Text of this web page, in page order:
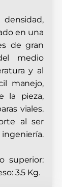
en una
de gran
medio
y al
manejo,
la pieza,
viales.
al ser
superior:
3.5 Kg.